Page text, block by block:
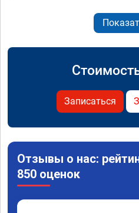
Записаться
Отзывы о нас:
850 оценок